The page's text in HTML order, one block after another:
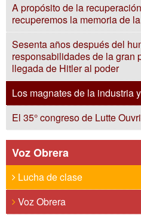
A propósito de la
recuperemos la memoria de
Sesenta años después del
responsabilidades de la gran
llegada de Hitler al poder
Los magnates de la industria
El 35° congreso de Lutte
Voz Obrera
Lucha de clase
Voz Obrera